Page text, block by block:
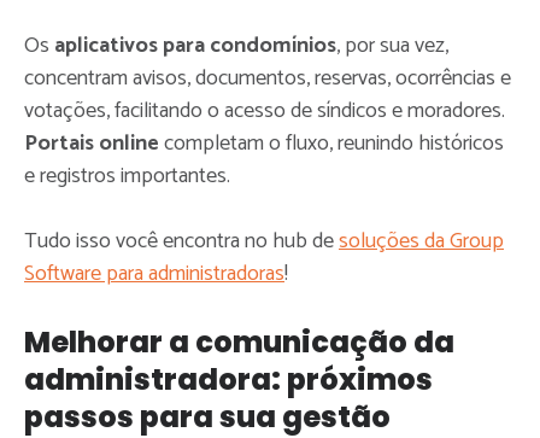
Os aplicativos para condomínios, por sua vez,
concentram avisos, documentos, reservas, ocorrências e
votações, facilitando o acesso de síndicos e moradores.
Portais onlinecompletam o fluxo, reunindo históricos
e registros importantes.
Tudo isso você encontra no hub desoluções da Group
Software para administradoras!
Melhorar a comunicação da
administradora: próximos
passos para sua gestão